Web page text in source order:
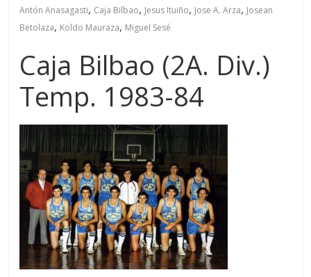
Antón Anasagasti, Caja Bilbao, Jesus Ituiño, Jose A. Arza, Josean
Betolaza, Koldo Mauraza, Miguel Sesé
Caja Bilbao (2A. Div.)
Temp. 1983-84